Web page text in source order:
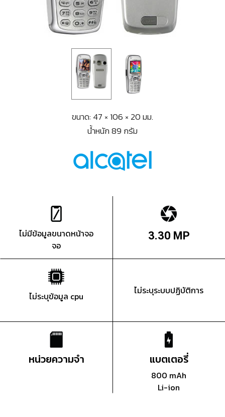
ขนาด: 47 × 106 × 20 มม.
น้ำหนัก 89 กรัม
ไม่มีข้อมูลขนาดหน้าจอ
จอ
3.30 MP
ไม่ระบุข้อมูล cpu ไม่ระบุระบบปฏิบัติการ
หน่วยความจำ แบตเตอรี่
800 mAh
Li-ion